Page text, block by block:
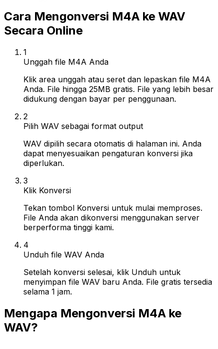
Cara Mengonversi M4A ke WAV
Secara Online
1
Unggah file M4A Anda
Klik area unggah atau seret dan lepaskan file M4A
Anda. File hingga 25MB gratis. File yang lebih besar
didukung dengan bayar per penggunaan.
2
Pilih WAV sebagai format output
WAV dipilih secara otomatis di halaman ini. Anda
dapat menyesuaikan pengaturan konversi jika
diperlukan.
3
Klik Konversi
Tekan tombol Konversi untuk mulai memproses.
File Anda akan dikonversi menggunakan server
berperforma tinggi kami.
4
Unduh file WAV Anda
Setelah konversi selesai, klik Unduh untuk
menyimpan file WAV baru Anda. File gratis tersedia
selama 1 jam.
Mengapa Mengonversi M4A ke
WAV?